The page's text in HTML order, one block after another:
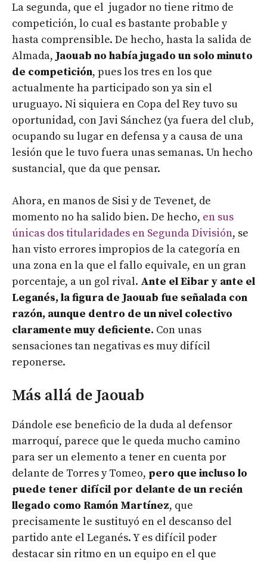
La segunda, que el jugador no tiene ritmo de
competición, lo cual es bastante probable y
hasta comprensible. De hecho, hasta la salida de
Almada, Jaouab no había jugado un solo minuto
de competición, pues los tres en los que
actualmente ha participado son ya sin el
uruguayo. Ni siquiera en Copa del Rey tuvo su
oportunidad, con Javi Sánchez (ya fuera del club,
ocupando su lugar en defensa y a causa de una
lesión que le tuvo fuera unas semanas. Un hecho
sustancial, que da que pensar.
Ahora, en manos de Sisi y de Tevenet, de
momento no ha salido bien. De hecho, en sus
únicas dos titularidades en Segunda División, se
han visto errores impropios de la categoría en
una zona en la que el fallo equivale, en un gran
porcentaje, a un gol rival. Ante el Eibar y ante el
Leganés, la figura de Jaouab fue señalada con
razón, aunque dentro de un nivel colectivo
claramente muy deficiente. Con unas
sensaciones tan negativas es muy difícil
reponerse.
Más allá de Jaouab
Dándole ese beneficio de la duda al defensor
marroquí, parece que le queda mucho camino
para ser un elemento a tener en cuenta por
delante de Torres y Tomeo, pero que incluso lo
puede tener difícil por delante de un recién
llegado como Ramón Martínez, que
precisamente le sustituyó en el descanso del
partido ante el Leganés. Y es difícil poder
destacar sin ritmo en un equipo en el que